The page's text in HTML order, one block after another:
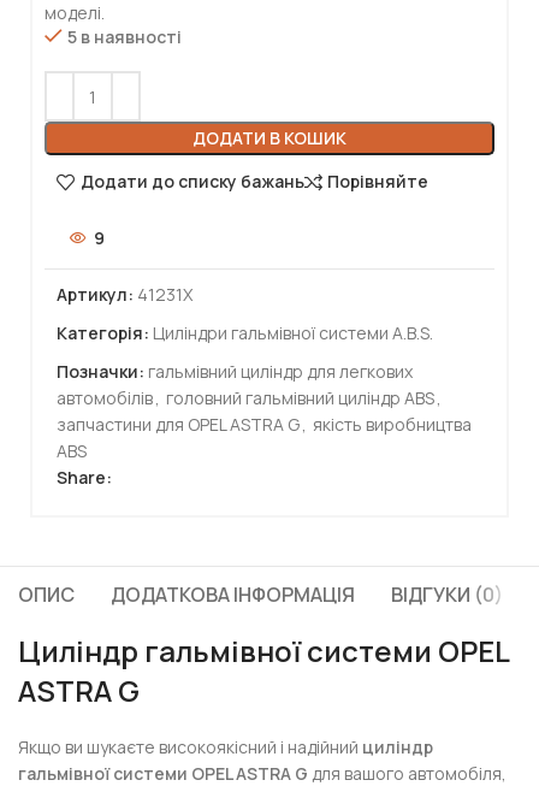
моделі.
5 в наявності
ДОДАТИ В КОШИК
Додати до списку бажань
Порівняйте
9
Артикул: 41231X
Категорія: Циліндри гальмівної системи A.B.S.
Позначки: гальмівний циліндр для легкових
автомобілів, головний гальмівний циліндр ABS,
запчастини для OPEL ASTRA G, якість виробництва
ABS
Share:
ОПИС ДОДАТКОВА ІНФОРМАЦІЯ ВІДГУКИ (0)
Циліндр гальмівної системи OPEL
ASTRA G
Якщо ви шукаєте високоякісний і надійний циліндр
гальмівної системи OPEL ASTRA G для вашого автомобіля,